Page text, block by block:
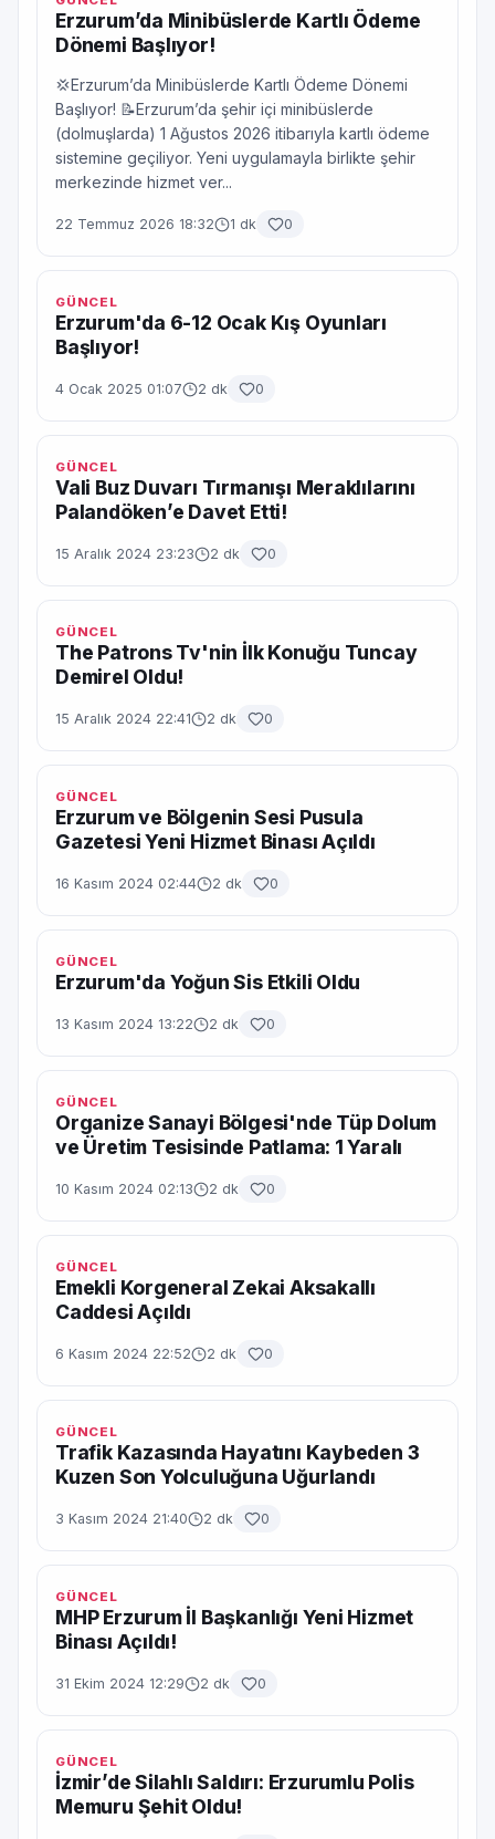
Erzurum’da Minibüslerde Kartlı Ödeme
Dönemi Başlıyor!
💢Erzurum’da Minibüslerde Kartlı Ödeme Dönemi
Başlıyor! 📝Erzurum’da şehir içi minibüslerde
(dolmuşlarda) 1 Ağustos 2026 itibarıyla kartlı ödeme
sistemine geçiliyor. Yeni uygulamayla birlikte şehir
merkezinde hizmet ver...
22 Temmuz 2026 18:32 1 dk 0
GÜNCEL
Erzurum'da 6-12 Ocak Kış Oyunları
Başlıyor!
4 Ocak 2025 01:07 2 dk 0
GÜNCEL
Vali Buz Duvarı Tırmanışı Meraklılarını
Palandöken’e Davet Etti!
15 Aralık 2024 23:23 2 dk 0
GÜNCEL
The Patrons Tv'nin İlk Konuğu Tuncay
Demirel Oldu!
15 Aralık 2024 22:41 2 dk 0
GÜNCEL
Erzurum ve Bölgenin Sesi Pusula
Gazetesi Yeni Hizmet Binası Açıldı
16 Kasım 2024 02:44 2 dk 0
GÜNCEL
Erzurum'da Yoğun Sis Etkili Oldu
13 Kasım 2024 13:22 2 dk 0
GÜNCEL
Organize Sanayi Bölgesi'nde Tüp Dolum
ve Üretim Tesisinde Patlama: 1 Yaralı
10 Kasım 2024 02:13 2 dk 0
GÜNCEL
Emekli Korgeneral Zekai Aksakallı
Caddesi Açıldı
6 Kasım 2024 22:52 2 dk 0
GÜNCEL
Trafik Kazasında Hayatını Kaybeden 3
Kuzen Son Yolculuğuna Uğurlandı
3 Kasım 2024 21:40 2 dk 0
GÜNCEL
MHP Erzurum İl Başkanlığı Yeni Hizmet
Binası Açıldı!
31 Ekim 2024 12:29 2 dk 0
GÜNCEL
İzmir’de Silahlı Saldırı: Erzurumlu Polis
Memuru Şehit Oldu!